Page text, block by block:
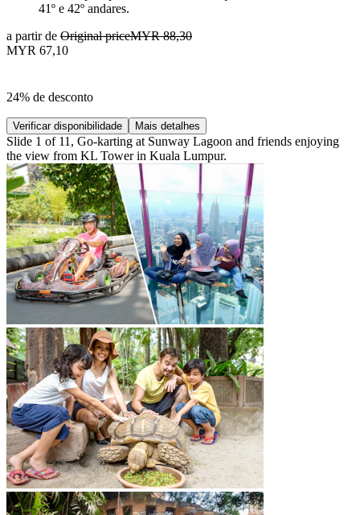
41º e 42º andares.
a partir de Original priceMYR 88,30
MYR 67,10
24% de desconto
Verificar disponibilidade Mais detalhes
Slide 1 of 11, Go-karting at Sunway Lagoon and friends enjoying
the view from KL Tower in Kuala Lumpur.